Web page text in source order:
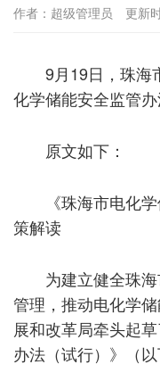
作者：超级管理员 更新
9月19日，珠海
化学储能安全监管办
原文如下：
《珠海市电化
策解读
为建立健全珠
管理，推动电化学
展和改革局牵头起
办法（试行）》（以